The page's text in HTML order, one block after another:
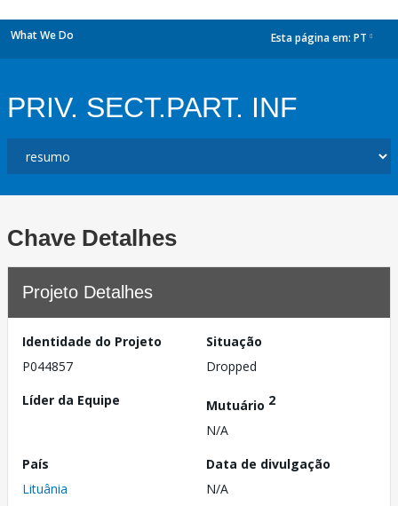
What We Do Esta página em: PT
PRIV. SECT.PART. INF
Chave Detalhes
Projeto Detalhes
Identidade do Projeto
P044857
Situação
Dropped
Líder da Equipe
Mutuário 2
N/A
País
Lituânia
Data de divulgação
N/A